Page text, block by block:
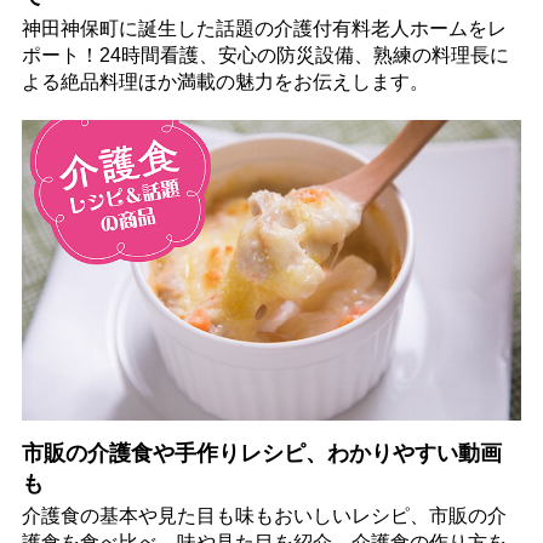
神田神保町に誕生した話題の介護付有料老人ホームをレ
ポート！24時間看護、安心の防災設備、熟練の料理長に
よる絶品料理ほか満載の魅力をお伝えします。
市販の介護食や手作りレシピ、わかりやすい動画
も
介護食の基本や見た目も味もおいしいレシピ、市販の介